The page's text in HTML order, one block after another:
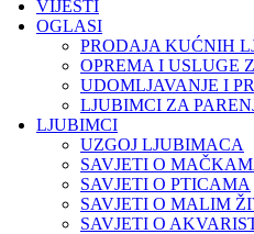
VIJESTI
OGLASI
PRODAJA KUĆNIH
OPREMA I USLUGE
UDOMLJAVANJE I
LJUBIMCI ZA
LJUBIMCI
UZGOJ LJUBIMACA
SAVJETI O
SAVJETI O PTICAMA
SAVJETI O MALIM
SAVJETI O